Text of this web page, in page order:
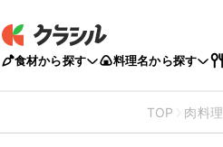
食材から探す 料理名から探す
TOP 肉料理